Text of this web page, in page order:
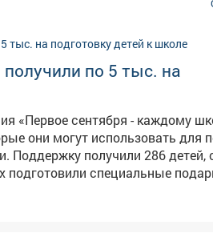
по 5 тыс. на
«Первое сентября - каждому
они могут использовать для
подготовили специальные
представили свою продукцию.